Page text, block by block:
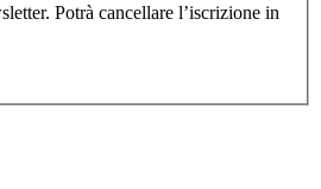
Potrà cancellare l’iscrizione in